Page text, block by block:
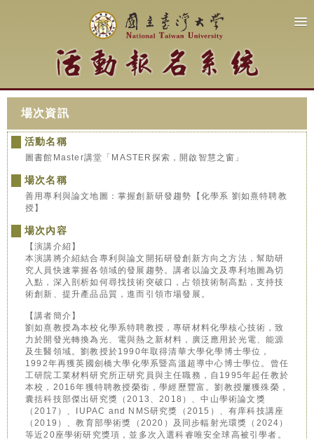
場次資訊
活動名稱
圖書館Master講堂「MASTER探索，開啟智慧之窗」
場次名稱
善用專利與論文地圖：掌握創新研發趨勢【化學系 劉如熹特聘教
授】
場次內容
【演講介紹】
本演講將介紹結合專利與論文開拓研發創新方向之方法，幫助研
究人員快速掌握各領域的發展趨勢。講者以論文及專利地圖為切
入點，深入剖析如何尋找技術突破口，占領技術制高點，支持技
術創新、提升產品品質，進而引領市場發展。
【講者簡介】
劉如熹教授為本校化學系特聘教授，專研材料化學核心技術，致
力於開發光轉換為光、電與熱之新材料，廣泛應用於光電、能源
及生醫領域。劉教授於1990年取得清華大學化學博士學位，
1992年再獲英國劍橋大學化學系暨高溫超導中心博士學位。曾任
工研院工業材料研究所正研究員與主任職務，自1995年起任教於
本校，2016年獲特聘教授榮銜，學經歷豐富。劉教授屢獲殊榮，
囊括科技部傑出研究獎（2013、2018）、中山學術論文獎
（2017）、IUPAC and NMS研究獎（2015）、有庠科技講座
（2019）、教育部學術獎（2020）及同步輻射光環獎（2024）
等近20座學術研究獎項，並多次入選科睿唯安全球高被引學者。